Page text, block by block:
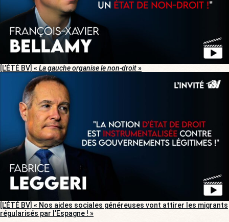
[L’ÉTÉ BV] « La gauche organise le non-droit»
[L’ÉTÉ BV] « Nos aides sociales généreuses vont attirer les migrants
régularisés par l’Espagne ! »